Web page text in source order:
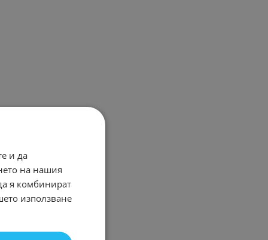
и да
на нашия
я комбинират
използване